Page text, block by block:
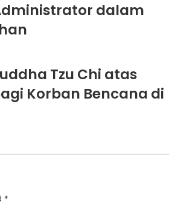
dalam
Tzu Chi atas
Korban Bencana di
*